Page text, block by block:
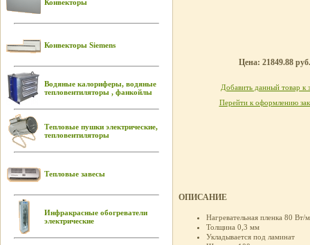
Конвекторы
Конвекторы Siemens
Водяные калориферы, водяные
тепловентиляторы , фанкойлы
Тепловые пушки электрические,
тепловентиляторы
Тепловые завесы
Инфракрасные обогреватели
электрические
Цена: 21849.88 руб.
Добавить данный товар к
Перейти к оформлению
ОПИСАНИЕ
Нагревательная пленка 80 Вт/м
Толщина 0,3 мм
Укладывается под ламинат